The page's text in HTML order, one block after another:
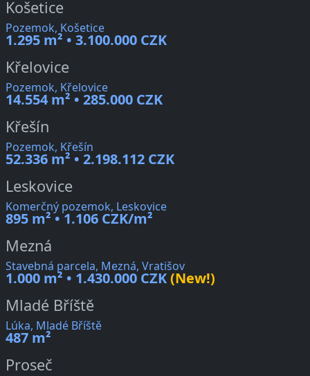
Košetice
Pozemok, Košetice
1.295 m² • 3.100.000 CZK
Křelovice
Pozemok, Křelovice
14.554 m² • 285.000 CZK
Křešín
Pozemok, Křešín
52.336 m² • 2.198.112 CZK
Leskovice
Komerčný pozemok, Leskovice
895 m² • 1.106 CZK/m²
Mezná
Stavebná parcela, Mezná, Vratišov
1.000 m² • 1.430.000 CZK(New!)
Mladé Bříště
Lúka, Mladé Bříště
487 m²
Proseč